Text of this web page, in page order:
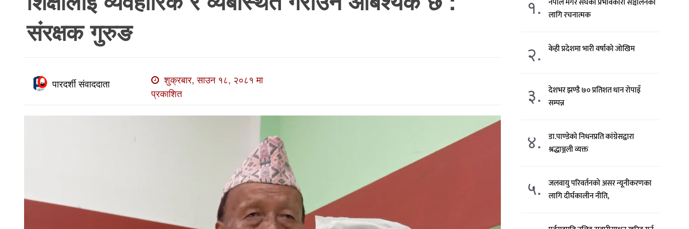
खाेज
खबर
विविध
संरक्षक गुरुङ
पारदर्शी संवाददाता
शुक्रबार, साउन १८, २०८१ मा
प्रकाशित
१.
लागि रचनात्मक
२. केही प्रदेशमा भारी वर्षाको जोखिम
३.
देशभर झण्डै ७० प्रतिशत धान रोपाइँ
सम्पन्न
४.
डा.पाण्डेको निधनप्रति कांग्रेसद्वारा
श्रद्धाञ्जली व्यक्त
५.
जलवायु परिवर्तनको असर न्यूनीकरणका
लागि दीर्घकालीन नीति,